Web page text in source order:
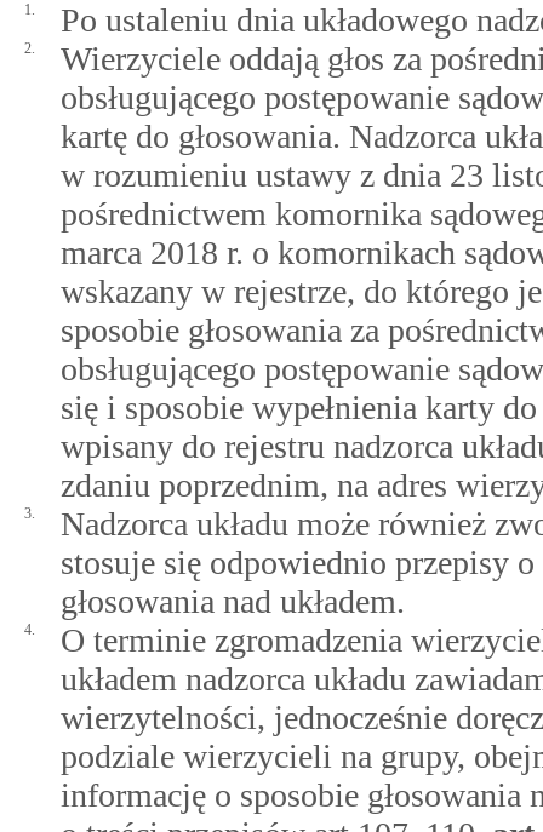
1. Po ustaleniu dnia układowego
2.
Wierzyciele oddają głos za
obsługującego postępowanie
kartę do głosowania. Nadzorca
w rozumieniu ustawy z dnia 23
pośrednictwem komornika
marca 2018 r. o komornikach
wskazany w rejestrze, do którego
sposobie głosowania za
obsługującego postępowanie
się i sposobie wypełnienia karty
wpisany do rejestru nadzorca
zdaniu poprzednim, na adres
3.
Nadzorca układu może również
stosuje się odpowiednio przepisy
głosowania nad układem.
4.
O terminie zgromadzenia
układem nadzorca układu
wierzytelności, jednocześnie
podziale wierzycieli na grupy,
informację o sposobie